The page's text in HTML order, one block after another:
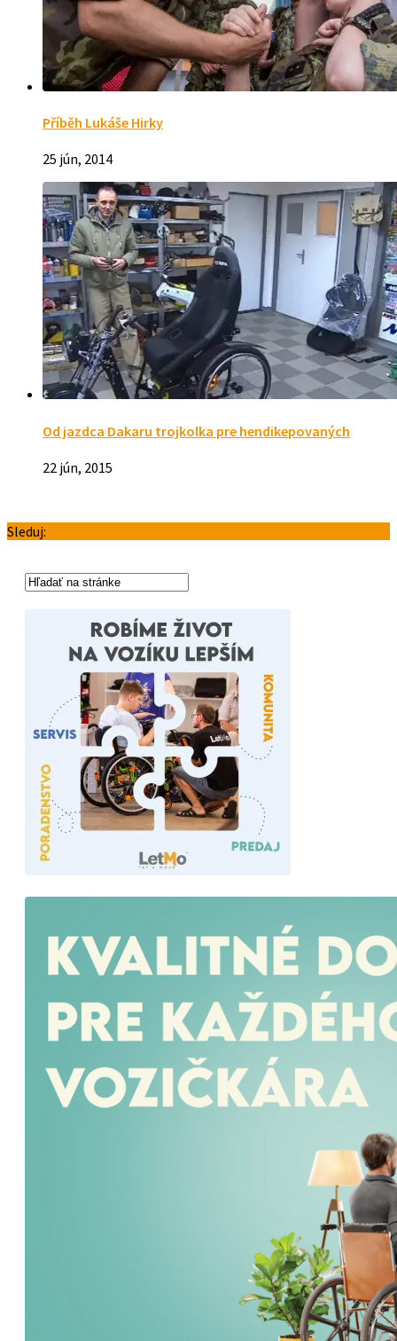
Příběh Lukáše Hirky
25 jún, 2014
Od jazdca Dakaru trojkolka pre hendikepovaných
22 jún, 2015
Sleduj: